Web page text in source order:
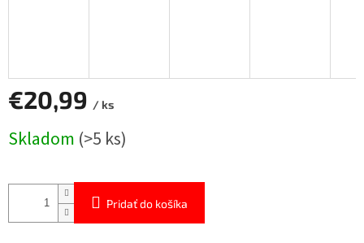
€20,99 / ks
cena:
Skladom (>5 ks)
Pridať do košíka